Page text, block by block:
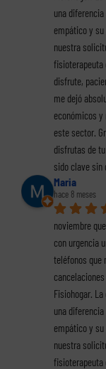
una
empático y
nuestra
fisioterapeuta
disfrute,
me dejó
económicos y
este sector.
disfrutas de
sido clave sin
Maria
hace 8 meses
noviembre
con urgencia
teléfonos que
Fisiohogar.
una
empático y
nuestra
fisioterapeuta